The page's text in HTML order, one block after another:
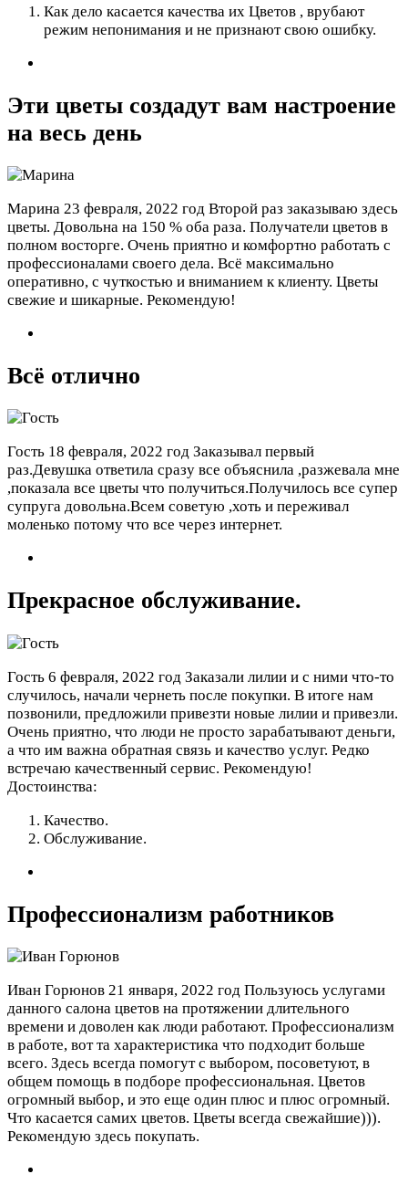
Как дело касается качества их Цветов , врубают
режим непонимания и не признают свою ошибку.
Эти цветы создадут вам настроение
на весь день
Марина 23 февраля, 2022 год Второй раз заказываю здесь
цветы. Довольна на 150 % оба раза. Получатели цветов в
полном восторге. Очень приятно и комфортно работать с
профессионалами своего дела. Всё максимально
оперативно, с чуткостью и вниманием к клиенту. Цветы
свежие и шикарные. Рекомендую!
Всё отлично
Гость 18 февраля, 2022 год Заказывал первый
раз.Девушка ответила сразу все объяснила ,разжевала мне
,показала все цветы что получиться.Получилось все супер
супруга довольна.Всем советую ,хоть и переживал
моленько потому что все через интернет.
Прекрасное обслуживание.
Гость 6 февраля, 2022 год Заказали лилии и с ними что-то
случилось, начали чернеть после покупки. В итоге нам
позвонили, предложили привезти новые лилии и привезли.
Очень приятно, что люди не просто зарабатывают деньги,
а что им важна обратная связь и качество услуг. Редко
встречаю качественный сервис. Рекомендую!
Достоинства:
Качество.
Обслуживание.
Профессионализм работников
Иван Горюнов 21 января, 2022 год Пользуюсь услугами
данного салона цветов на протяжении длительного
времени и доволен как люди работают. Профессионализм
в работе, вот та характеристика что подходит больше
всего. Здесь всегда помогут с выбором, посоветуют, в
общем помощь в подборе профессиональная. Цветов
огромный выбор, и это еще один плюс и плюс огромный.
Что касается самих цветов. Цветы всегда свежайшие))).
Рекомендую здесь покупать.